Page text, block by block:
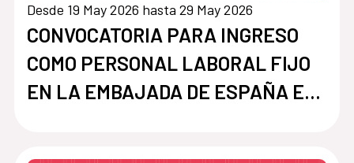
Desde 19 May 2026 hasta 29 May 2026
CONVOCATORIA PARA INGRESO
COMO PERSONAL LABORAL FIJO
EN LA EMBAJADA DE ESPAÑA EN